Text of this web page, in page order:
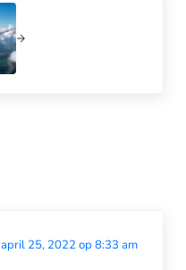
april 25, 2022 op 8:33 am